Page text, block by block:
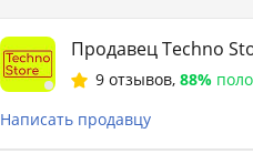
Продавец Techno
9 отзывов, 88%
Написать продавцу